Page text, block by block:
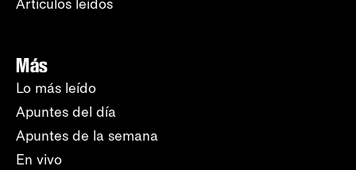
Artículos leídos
Más
Lo más leído
Apuntes del día
Apuntes de la semana
En vivo